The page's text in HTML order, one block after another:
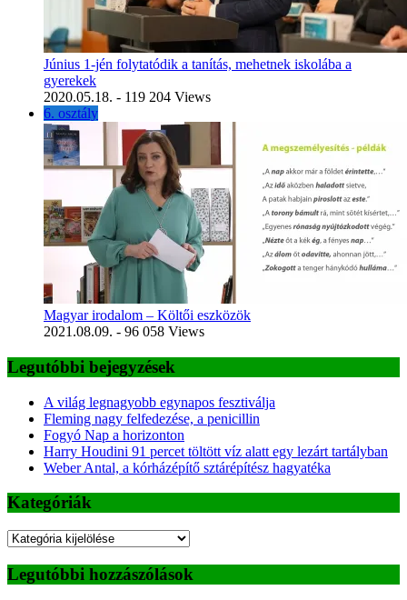
Június 1-jén folytatódik a tanítás, mehetnek iskolába a
gyerekek
2020.05.18. - 119 204 Views
6. osztály
Magyar irodalom – Költői eszközök
2021.08.09. - 96 058 Views
Legutóbbi bejegyzések
A világ legnagyobb egynapos fesztiválja
Fleming nagy felfedezése, a penicillin
Fogyó Nap a horizonton
Harry Houdini 91 percet töltött víz alatt egy lezárt tartályban
Weber Antal, a kórházépítő sztárépítész hagyatéka
Kategóriák
Kategóriák
Legutóbbi hozzászólások